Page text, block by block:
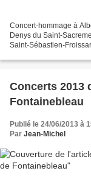
Concert-hommage à
Denys du Saint-
Saint-Sébastien-
Coll/Gutschenritter...
Concerts 2013
Fontainebleau
Publié le 24/06/2013 à
Par Jean-Michel